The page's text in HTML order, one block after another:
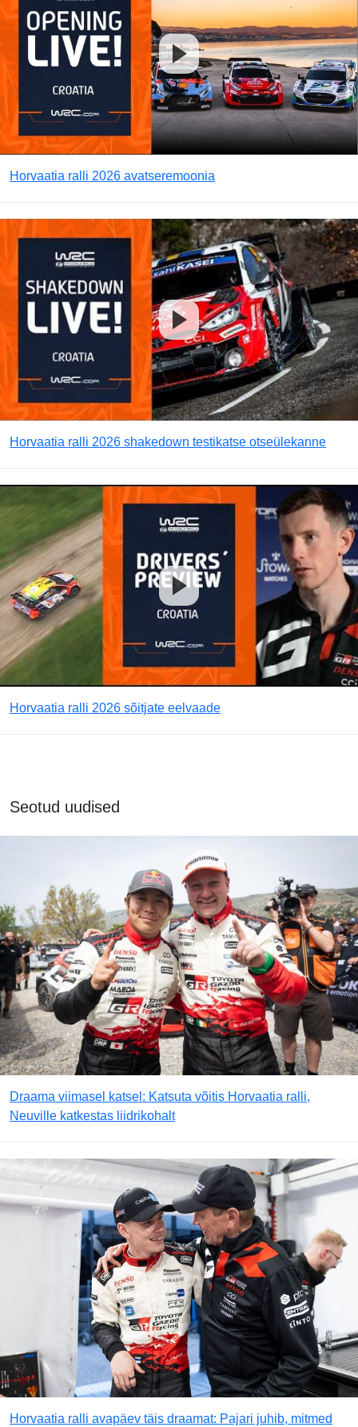
Horvaatia ralli 2026 avatseremoonia
Horvaatia ralli 2026 shakedown testikatse otseülekanne
Horvaatia ralli 2026 sõitjate eelvaade
Seotud uudised
Draama viimasel katsel: Katsuta võitis Horvaatia ralli,
Neuville katkestas liidrikohalt
Horvaatia ralli avapäev täis draamat: Pajari juhib, mitmed